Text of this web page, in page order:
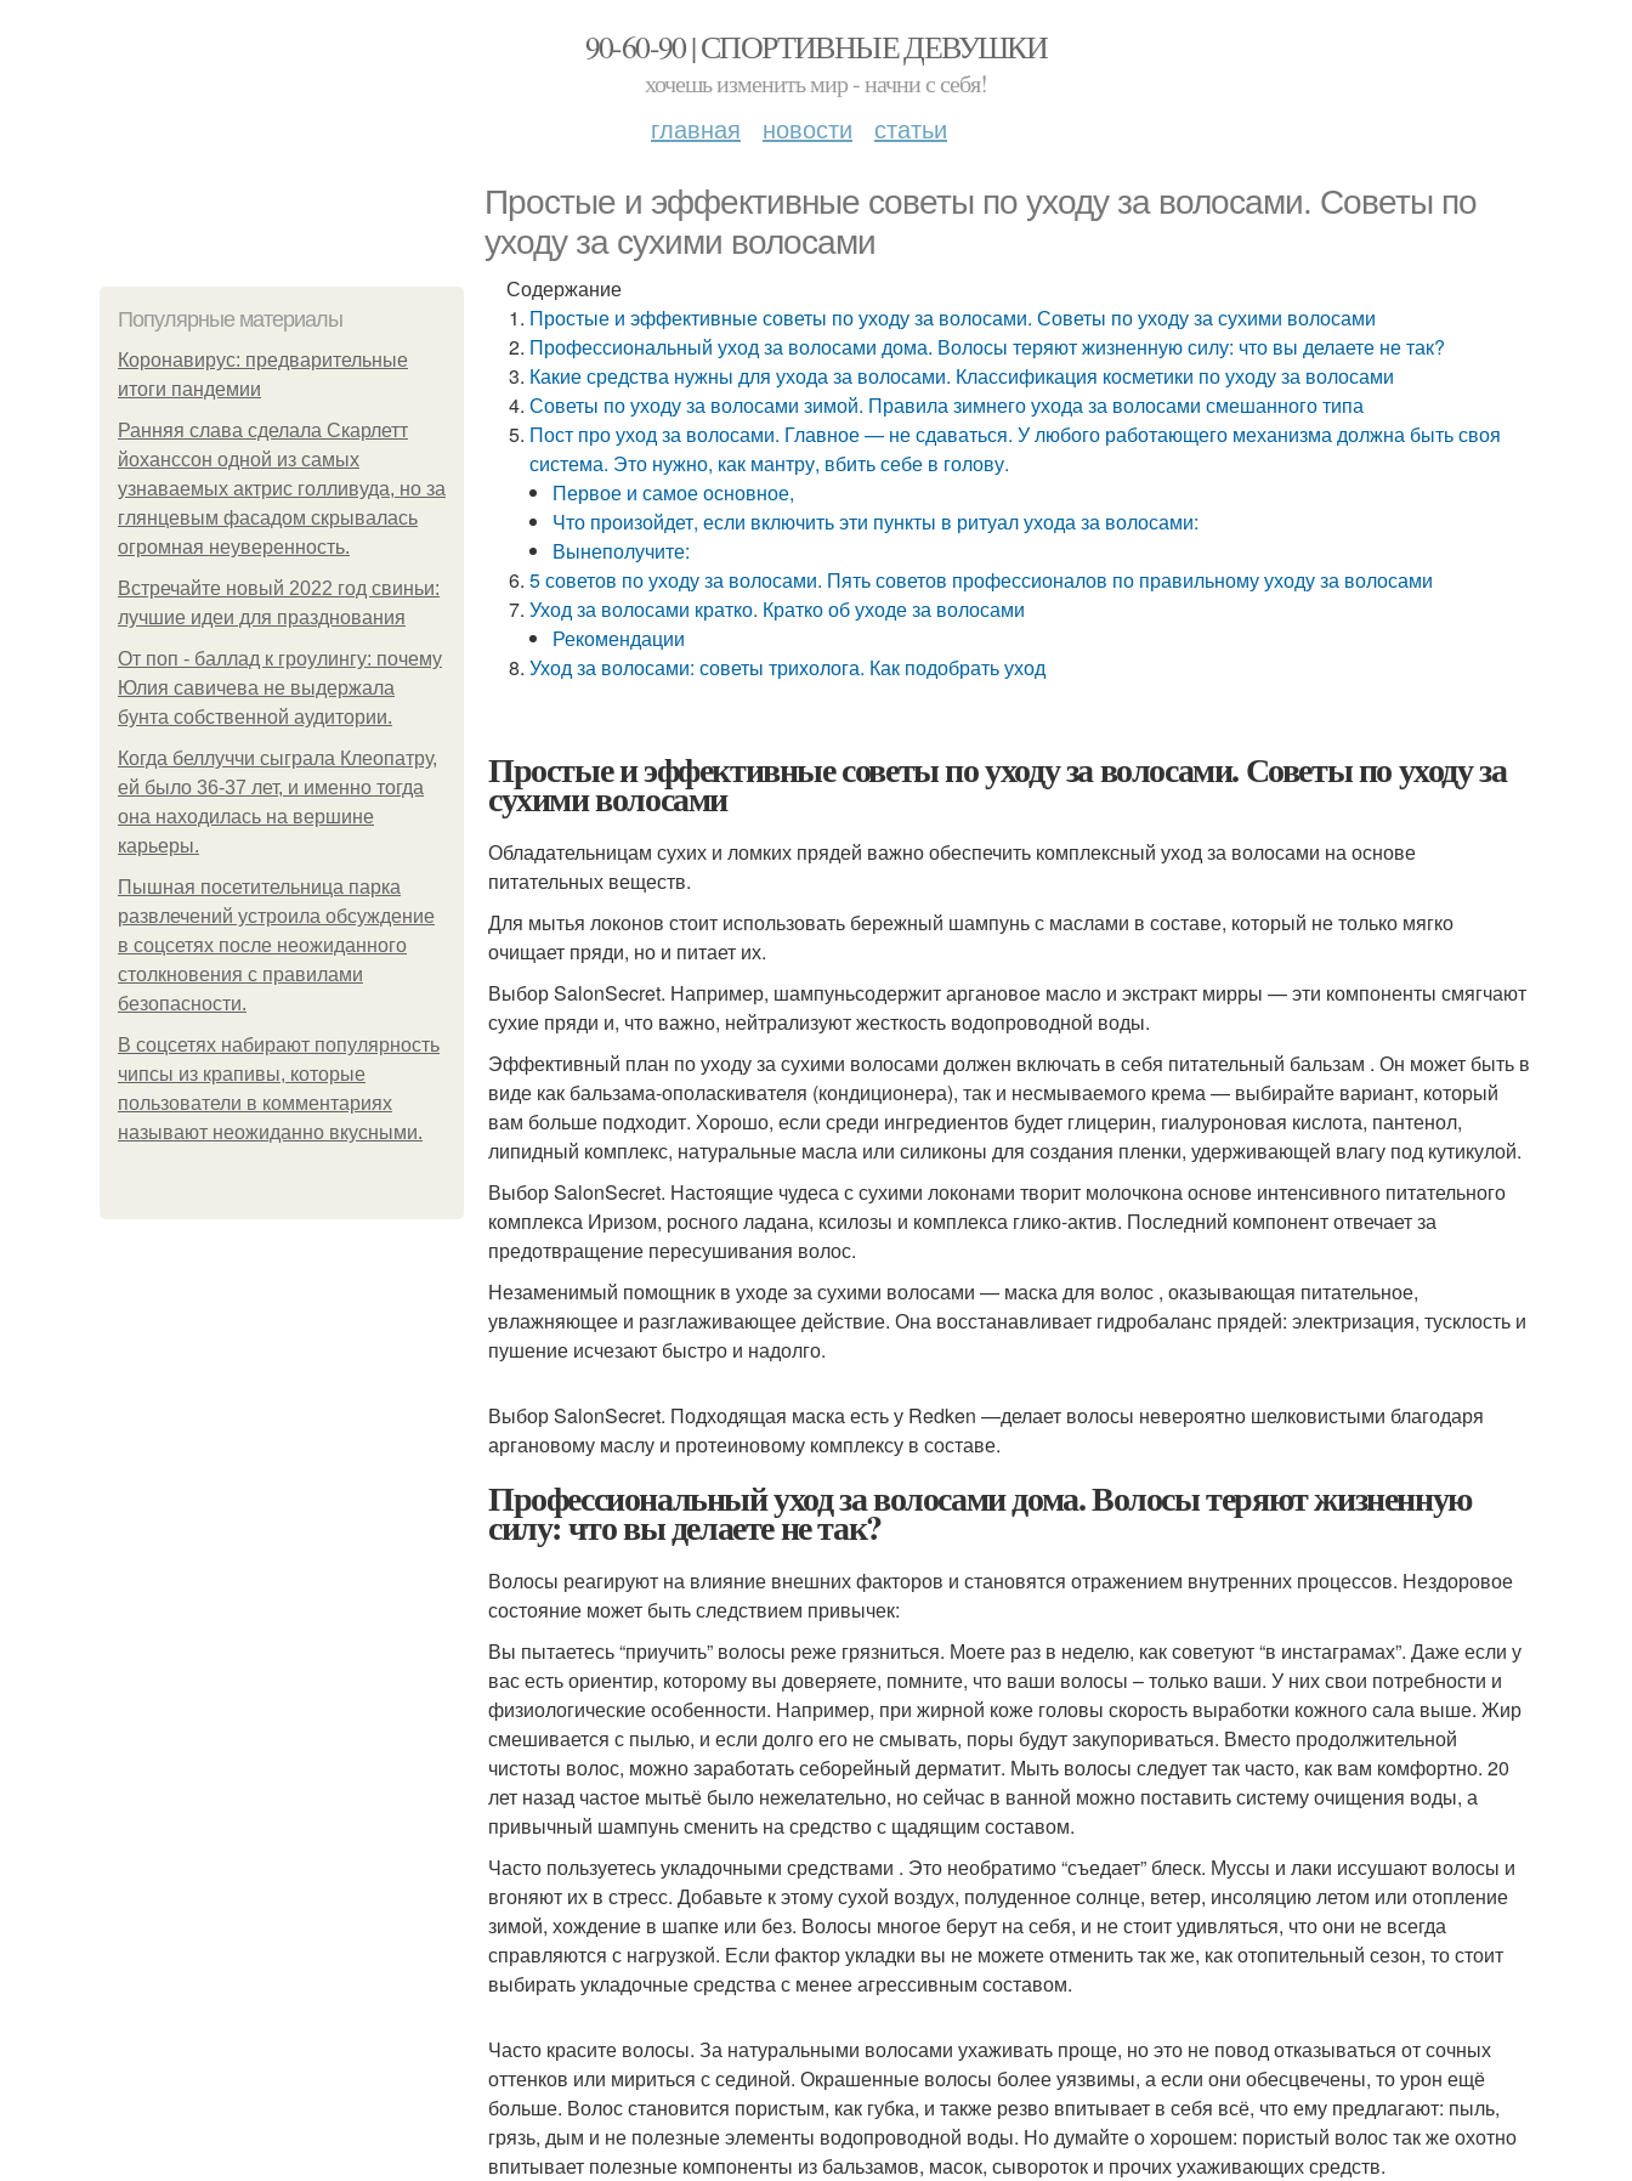
90-60-90 | СПОРТИВНЫЕ ДЕВУШКИ
хочешь изменить мир - начни с себя!
главная новости статьи
Простые и эффективные советы по уходу за волосами. Советы по
уходу за сухими волосами
Популярные материалы
Коронавирус: предварительные
итоги пандемии
Ранняя слава сделала Скарлетт
йоханссон одной из самых
узнаваемых актрис голливуда, но за
глянцевым фасадом скрывалась
огромная неуверенность.
Встречайте новый 2022 год свиньи:
лучшие идеи для празднования
От поп - баллад к гроулингу: почему
Юлия савичева не выдержала
бунта собственной аудитории.
Когда беллуччи сыграла Клеопатру,
ей было 36-37 лет, и именно тогда
она находилась на вершине
карьеры.
Пышная посетительница парка
развлечений устроила обсуждение
в соцсетях после неожиданного
столкновения с правилами
безопасности.
В соцсетях набирают популярность
чипсы из крапивы, которые
пользователи в комментариях
называют неожиданно вкусными.
Содержание
Простые и эффективные советы по уходу за волосами. Советы по уходу за сухими волосами
Профессиональный уход за волосами дома. Волосы теряют жизненную силу: что вы делаете не так?
Какие средства нужны для ухода за волосами. Классификация косметики по уходу за волосами
Советы по уходу за волосами зимой. Правила зимнего ухода за волосами смешанного типа
Пост про уход за волосами. Главное — не сдаваться. У любого работающего механизма должна быть своя
система. Это нужно, как мантру, вбить себе в голову.
Первое и самое основное,
Что произойдет, если включить эти пункты в ритуал ухода за волосами:
Вынеполучите:
5 советов по уходу за волосами. Пять советов профессионалов по правильному уходу за волосами
Уход за волосами кратко. Кратко об уходе за волосами
Рекомендации
Уход за волосами: советы трихолога. Как подобрать уход
Простые и эффективные советы по уходу за волосами. Советы по уходу за
сухими волосами
Обладательницам сухих и ломких прядей важно обеспечить комплексный уход за волосами на основе
питательных веществ.
Для мытья локонов стоит использовать бережный шампунь с маслами в составе, который не только мягко
очищает пряди, но и питает их.
Выбор SalonSecret. Например, шампуньсодержит аргановое масло и экстракт мирры — эти компоненты смягчают
сухие пряди и, что важно, нейтрализуют жесткость водопроводной воды.
Эффективный план по уходу за сухими волосами должен включать в себя питательный бальзам . Он может быть в
виде как бальзама-ополаскивателя (кондиционера), так и несмываемого крема — выбирайте вариант, который
вам больше подходит. Хорошо, если среди ингредиентов будет глицерин, гиалуроновая кислота, пантенол,
липидный комплекс, натуральные масла или силиконы для создания пленки, удерживающей влагу под кутикулой.
Выбор SalonSecret. Настоящие чудеса с сухими локонами творит молочкона основе интенсивного питательного
комплекса Иризом, росного ладана, ксилозы и комплекса глико-актив. Последний компонент отвечает за
предотвращение пересушивания волос.
Незаменимый помощник в уходе за сухими волосами — маска для волос , оказывающая питательное,
увлажняющее и разглаживающее действие. Она восстанавливает гидробаланс прядей: электризация, тусклость и
пушение исчезают быстро и надолго.
Выбор SalonSecret. Подходящая маска есть у Redken —делает волосы невероятно шелковистыми благодаря
аргановому маслу и протеиновому комплексу в составе.
Профессиональный уход за волосами дома. Волосы теряют жизненную
силу: что вы делаете не так?
Волосы реагируют на влияние внешних факторов и становятся отражением внутренних процессов. Нездоровое
состояние может быть следствием привычек:
Вы пытаетесь “приучить” волосы реже грязниться. Моете раз в неделю, как советуют “в инстаграмах”. Даже если у
вас есть ориентир, которому вы доверяете, помните, что ваши волосы – только ваши. У них свои потребности и
физиологические особенности. Например, при жирной коже головы скорость выработки кожного сала выше. Жир
смешивается с пылью, и если долго его не смывать, поры будут закупориваться. Вместо продолжительной
чистоты волос, можно заработать себорейный дерматит. Мыть волосы следует так часто, как вам комфортно. 20
лет назад частое мытьё было нежелательно, но сейчас в ванной можно поставить систему очищения воды, а
привычный шампунь сменить на средство с щадящим составом.
Часто пользуетесь укладочными средствами . Это необратимо “съедает” блеск. Муссы и лаки иссушают волосы и
вгоняют их в стресс. Добавьте к этому сухой воздух, полуденное солнце, ветер, инсоляцию летом или отопление
зимой, хождение в шапке или без. Волосы многое берут на себя, и не стоит удивляться, что они не всегда
справляются с нагрузкой. Если фактор укладки вы не можете отменить так же, как отопительный сезон, то стоит
выбирать укладочные средства с менее агрессивным составом.
Часто красите волосы. За натуральными волосами ухаживать проще, но это не повод отказываться от сочных
оттенков или мириться с сединой. Окрашенные волосы более уязвимы, а если они обесцвечены, то урон ещё
больше. Волос становится пористым, как губка, и также резво впитывает в себя всё, что ему предлагают: пыль,
грязь, дым и не полезные элементы водопроводной воды. Но думайте о хорошем: пористый волос так же охотно
впитывает полезные компоненты из бальзамов, масок, сывороток и прочих ухаживающих средств.